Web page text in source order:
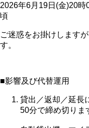
2026年6月19日(金)20
頃
ご迷惑をお掛けします
す。
■影響及び代替運用
貸出／返却／延長
50分で締め切りま